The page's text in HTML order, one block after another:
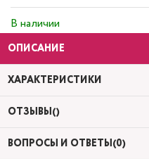
В наличии
ОПИСАНИЕ
ХАРАКТЕРИСТИКИ
ОТЗЫВЫ()
ВОПРОСЫ И ОТВЕТЫ(0)